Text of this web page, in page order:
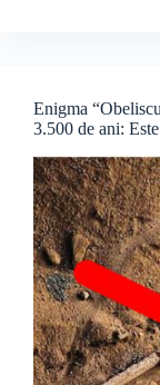
Enigma
3.500 de ani: